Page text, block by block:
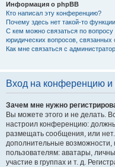
Информация о phpBB
Кто написал эту конференцию?
Почему здесь нет такой-то
С кем можно связаться по вопросу
юридических вопросов, связанных
Как мне связаться с
Вход на конференцию и
Зачем мне нужно
Вы можете этого и не делать.
настроил конференцию:
размещать сообщения, или
дополнительные
пользователям: аватары,
участие в группах и т. д.